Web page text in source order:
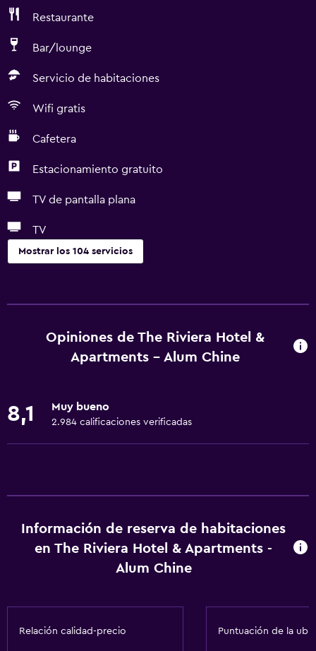
Restaurante
Bar/lounge
Servicio de habitaciones
Wifi gratis
Cafetera
Estacionamiento gratuito
TV de pantalla plana
TV
Mostrar los 104 servicios
Dispositivo hotspot móvil
Alarma de humo
Calefacción
Toallas
Champú
Opiniones de The Riviera Hotel &
Apartments - Alum Chine
8,1 Muy bueno
2.984 calificaciones verificadas
Información de reserva de habitaciones
en The Riviera Hotel & Apartments -
Alum Chine
Relación calidad-precio Puntuación de la